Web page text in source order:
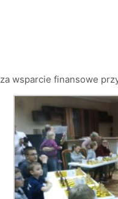
za wsparcie finansowe